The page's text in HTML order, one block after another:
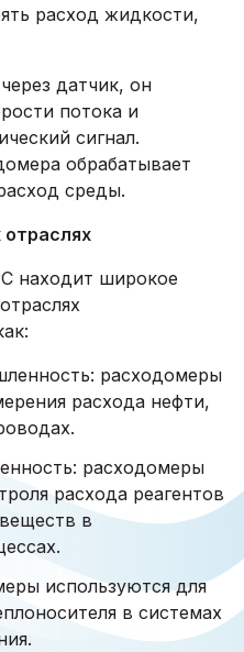
расход жидкости,
датчик, он
потока и
сигнал.
обрабатывает
среды.
находит широкое
расходомеры
расхода нефти,
расходомеры
расхода реагентов
в
используются для
в системах